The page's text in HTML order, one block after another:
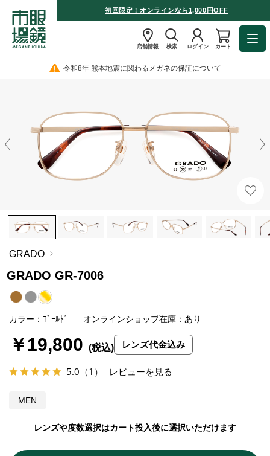
初回限定！オンラインなら1,000円OFF
店舗情報 検索 ログイン カート
令和8年 熊本地震に関わるメガネの保証について
GRADO
GRADO GR-7006
5.0 （1） レビューを見る
MEN
カラー：ｺﾞｰﾙﾄﾞ オンラインショップ在庫：あり
レンズや度数選択はカート投入後に選択いただけます
￥19,800 レンズ代金込み